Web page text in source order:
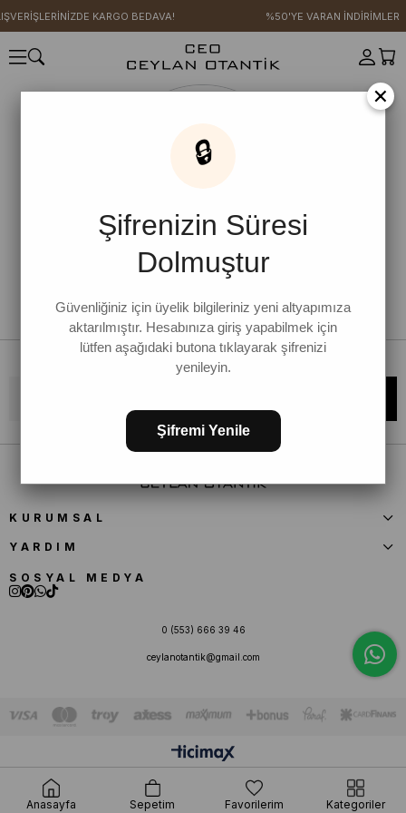
KARGO BEDAVA! %50'YE VARAN İNDİRİMLER
Bültene kaydolun, kampanya ve yenilikleri kaçırmayın!
KURUMSAL
YARDIM
SOSYAL MEDYA
0 (553) 666 39 46
ceylanotantik@gmail.com
×
🔒
Şifrenizin Süresi
Dolmuştur
Güvenliğiniz için üyelik bilgileriniz yeni altyapımıza
aktarılmıştır. Hesabınıza giriş yapabilmek için
lütfen aşağıdaki butona tıklayarak şifrenizi
yenileyin.
Şifremi Yenile
Anasayfa Sepetim Favorilerim Kategoriler